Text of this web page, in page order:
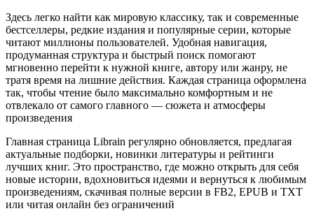
Здесь легко найти как мировую классику, так и современные
бестселлеры, редкие издания и популярные серии, которые
читают миллионы пользователей. Удобная навигация,
продуманная структура и быстрый поиск помогают
мгновенно перейти к нужной книге, автору или жанру, не
тратя время на лишние действия. Каждая страница оформлена
так, чтобы чтение было максимально комфортным и не
отвлекало от самого главного — сюжета и атмосферы
произведения
Главная страница Librain регулярно обновляется, предлагая
актуальные подборки, новинки литературы и рейтинги
лучших книг. Это пространство, где можно открыть для себя
новые истории, вдохновиться идеями и вернуться к любимым
произведениям, скачивая полные версии в FB2, EPUB и TXT
или читая онлайн без ограничений